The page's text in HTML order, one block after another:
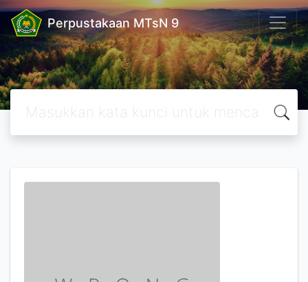
Perpustakaan MTsN 9